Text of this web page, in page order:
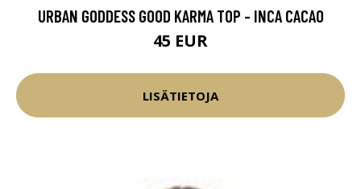
URBAN GODDESS GOOD KARMA TOP - INCA CACAO
45 EUR
LISÄTIETOJA